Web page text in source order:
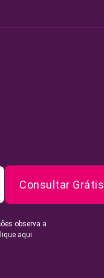
Consultar Grátis
observa a
aqui.